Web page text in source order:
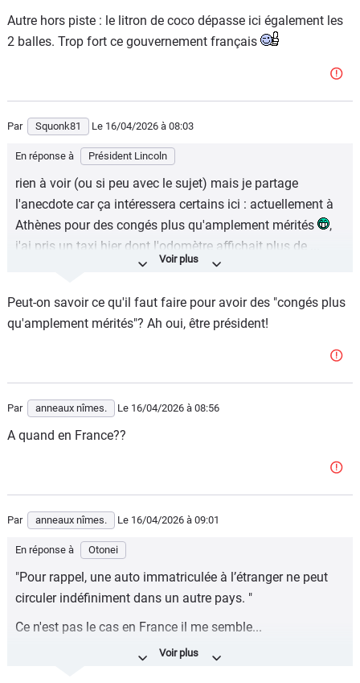
Autre hors piste : le litron de coco dépasse ici également les
2 balles. Trop fort ce gouvernement français
Par Squonk81 Le 16/04/2026 à 08:03
En réponse à Président Lincoln
rien à voir (ou si peu avec le sujet) mais je partage
l'anecdote car ça intéressera certains ici : actuellement à
Athènes pour des congés plus qu'amplement mérités
,
j'ai pris un taxi hier dont l'odomètre affichait plus de ...
Une vaillante Skoda Octavia (marque hyper représentée
chez les taxis locaux, loin devant Toyota et MB). La
tombait, cuir et plastiques du volant et du pommeau de
vitesse qui étaient en lambeaux, et c'est à peu près tout.
Une publicité roulante
Peut-on savoir ce qu'il faut faire pour avoir des "congés plus
qu'amplement mérités"? Ah oui, être président!
Par anneaux nîmes. Le 16/04/2026 à 08:56
A quand en France??
Par anneaux nîmes. Le 16/04/2026 à 09:01
En réponse à Otonei
"Pour rappel, une auto immatriculée à l’étranger ne peut
circuler indéfiniment dans un autre pays. "
Ce n'est pas le cas en France il me semble...
D'ailleurs les boites d'immatriculation au Lux, Andorre ou